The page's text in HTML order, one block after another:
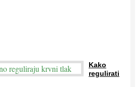
Kako
regulirati